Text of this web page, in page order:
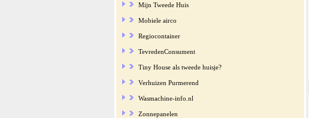
Mijn Tweede Huis
Mobiele airco
Regiocontainer
TevredenConsument
Tiny House als tweede huisje?
Verhuizen Purmerend
Wasmachine-info.nl
Zonnepanelen